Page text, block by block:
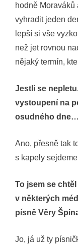
hodně Moraváků
vyhradit jeden
lepší si vše
než jet rovnou
nějaký termín,
Jestli se
vystoupení na
osudného dne…
Ano, přesně tak
s kapely
To jsem se
v některých
písně Věry
Jo, já už ty